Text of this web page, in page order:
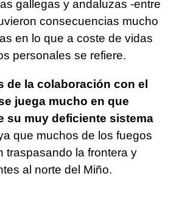
gallegas y andaluzas -entre
consecuencias mucho
en lo que a coste de vidas
personales se refiere.
de la colaboración con el
juega mucho en que
su muy deficiente sistema
que muchos de los fuegos
traspasando la frontera y
al norte del Miño.